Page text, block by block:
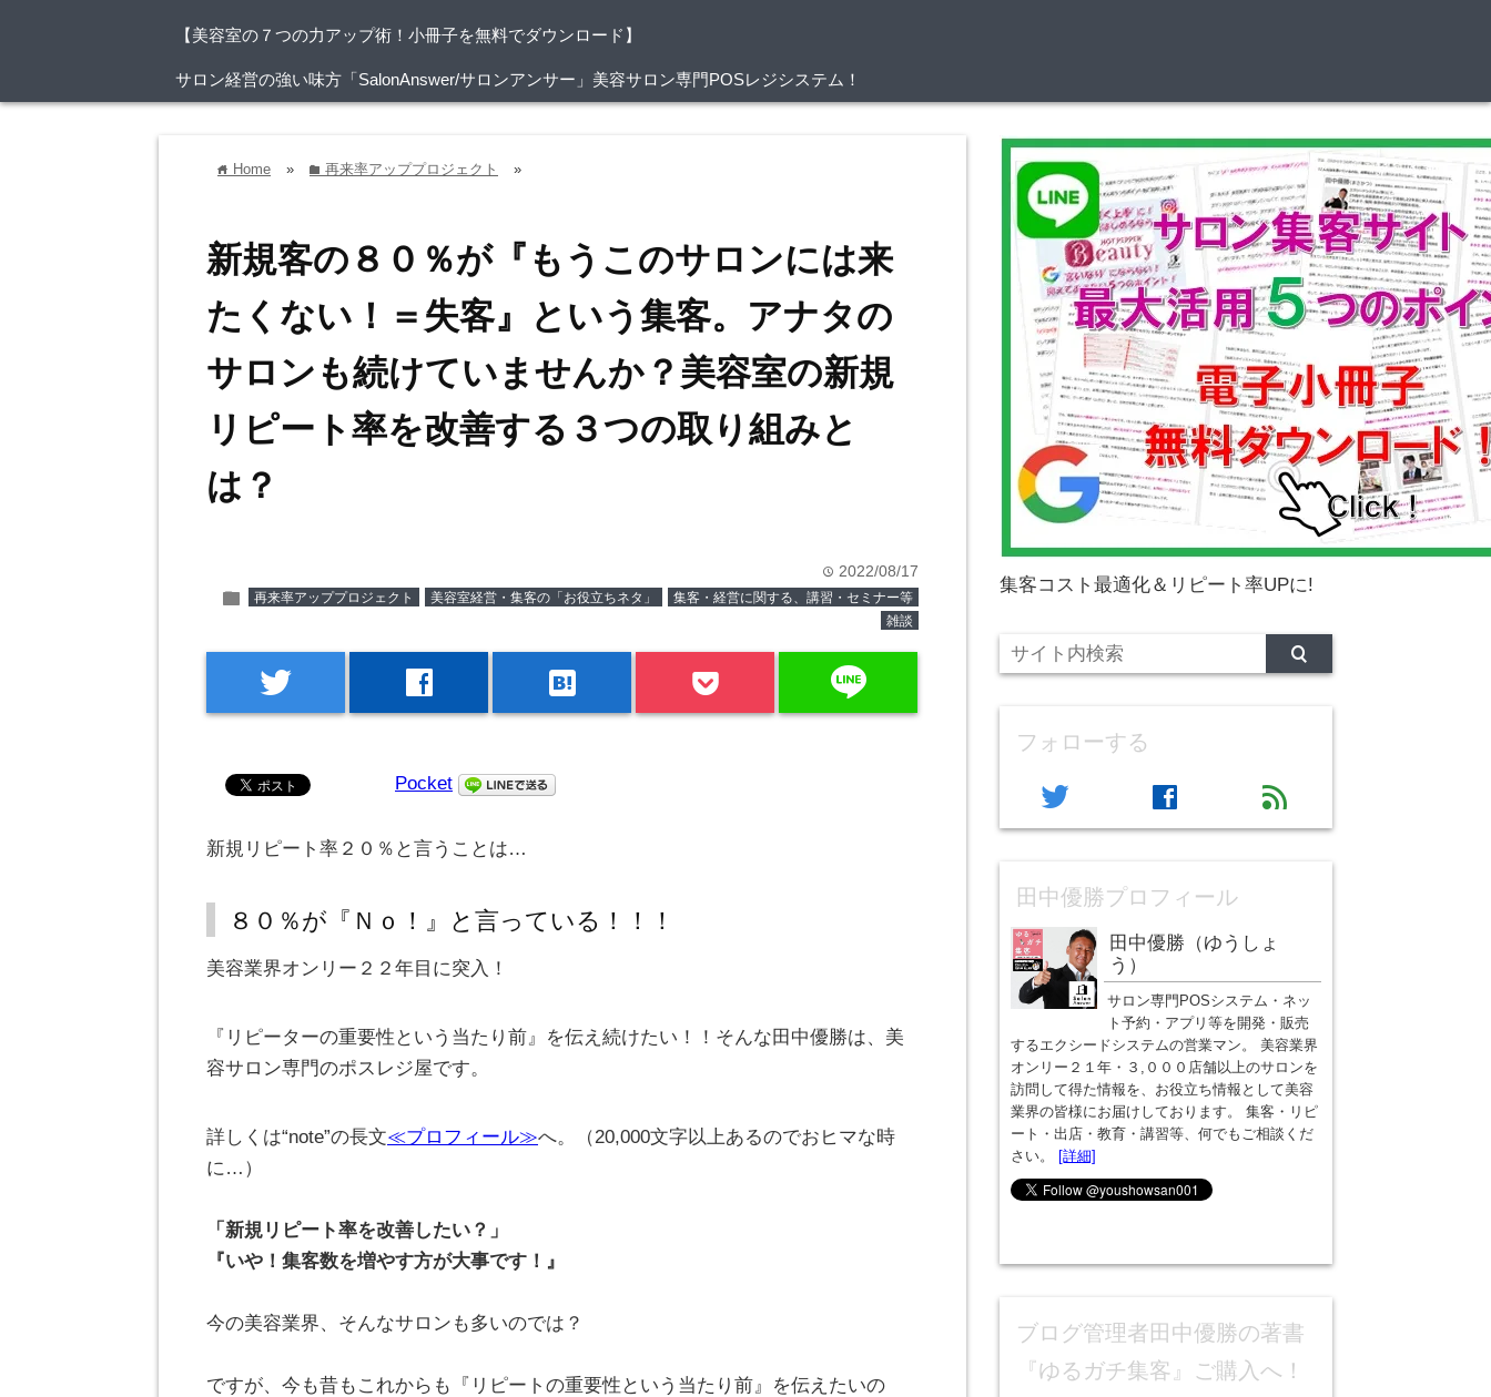
【美容室の７つの力アップ術！小冊子を無料でダウンロード】
サロン経営の強い味方「SalonAnswer/サロンアンサー」美容サロン専門POSレジシステム！
home Home » folder 再来率アッププロジェクト »
新規客の８０％が『もうこのサロンには来
たくない！＝失客』という集客。アナタの
サロンも続けていませんか？美容室の新規
リピート率を改善する３つの取り組みと
は？
time 2022/08/17
folder 再来率アッププロジェクト 美容室経営・集客の「お役立ちネタ」
集客・経営に関する、講習・セミナー等
雑談
twitter facebook hatenabookmark line
Pocket
新規リピート率２０％と言うことは…
８０％が『Ｎｏ！』と言っている！！！
美容業界オンリー２２年目に突入！
『リピーターの重要性という当たり前』を伝え続けたい！！そんな田中優勝は、美
容サロン専門のポスレジ屋です。
詳しくは“note”の長文≪プロフィール≫へ。（20,000文字以上あるのでおヒマな時
に…）
「新規リピート率を改善したい？」
『いや！集客数を増やす方が大事です！』
今の美容業界、そんなサロンも多いのでは？
ですが、今も昔もこれからも『リピートの重要性という当たり前』を伝えたいの
集客コスト最適化＆リピート率UPに!
フォローする
twitter facebook feed
田中優勝プロフィール
田中優勝（ゆうしょ
う）
サロン専門POSシステム・ネッ
ト予約・アプリ等を開発・販売
するエクシードシステムの営業マン。 美容業界
オンリー２１年・３,０００店舗以上のサロンを
訪問して得た情報を、お役立ち情報として美容
業界の皆様にお届けしております。 集客・リピ
ート・出店・教育・講習等、何でもご相談くだ
さい。
[詳細]
ブログ管理者田中優勝の著書
『ゆるガチ集客』ご購入へ！